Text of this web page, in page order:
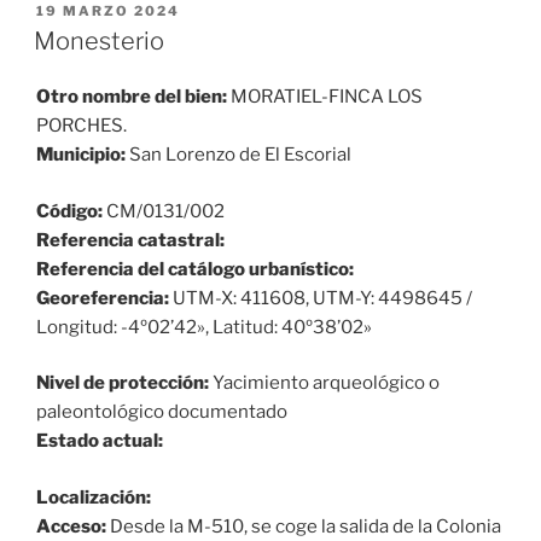
PUBLICADO
EL
19 MARZO 2024
Monesterio
Otro nombre del bien: MORATIEL-FINCA LOS
PORCHES.
Municipio: San Lorenzo de El Escorial
Código: CM/0131/002
Referencia catastral:
Referencia del catálogo urbanístico:
Georeferencia: UTM-X: 411608, UTM-Y: 4498645 /
Longitud: -4º02’42», Latitud: 40º38’02»
Nivel de protección:Yacimiento arqueológico o
paleontológico documentado
Estado actual:
Localización:
Acceso: Desde la M-510, se coge la salida de la Colonia